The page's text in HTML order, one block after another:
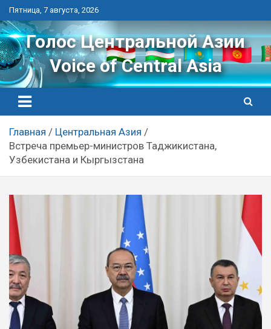
Перейти
к
контенту
Пятница, 7 августа, 2026
Голос Центральной Азии
Voice of Central Asia
Главная
Центральная Азия
Встреча премьер-министров Таджикистана,
Узбекистана и Кыргызстана